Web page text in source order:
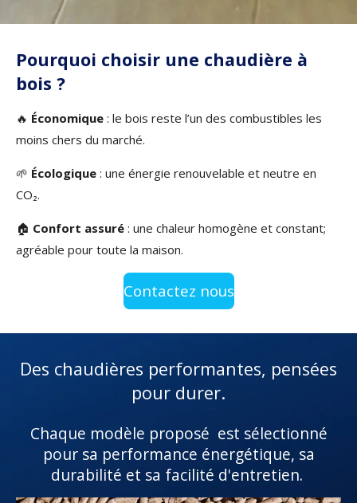
Pourquoi choisir une chaudière à
bois ?
🔥 Économique : le bois reste l’un des combustibles les
moins chers du marché.
🌱 Écologique : une énergie renouvelable et neutre en
CO₂.
🏠 Confort assuré : une chaleur homogène et constant;
agréable pour toute la maison.
Contactez nous
Des chaudières performantes, pensées
pour durer.
Chaque modèle proposé est sélectionné
pour sa performance énergétique, sa
durabilité et sa facilité d'entretien.